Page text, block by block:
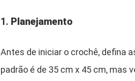
1. Planejamento
Antes de iniciar o crochê, defina
padrão é de 35 cm x 45 cm, mas